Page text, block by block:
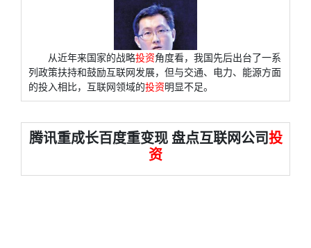
从近年来国家的战略投资角度看，我国先后出台了一系
列政策扶持和鼓励互联网发展，但与交通、电力、能源方面
的投入相比，互联网领域的投资明显不足。
腾讯重成长百度重变现 盘点互联网公司投
资